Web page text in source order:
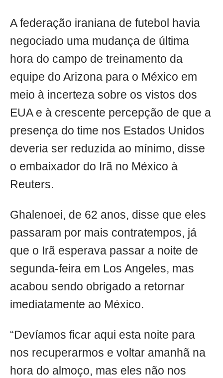
A federação iraniana de futebol havia
negociado uma mudança de última
hora do campo de treinamento da
equipe do Arizona para o México em
meio à incerteza sobre os vistos dos
EUA e à crescente percepção de que a
presença do time nos Estados Unidos
deveria ser reduzida ao mínimo, disse
o embaixador do Irã no México à
Reuters.
Ghalenoei, de 62 anos, disse que eles
passaram por mais contratempos, já
que o Irã esperava passar a noite de
segunda-feira em Los Angeles, mas
acabou sendo obrigado a retornar
imediatamente ao México.
“Devíamos ficar aqui esta noite para
nos recuperarmos e voltar amanhã na
hora do almoço, mas eles não nos